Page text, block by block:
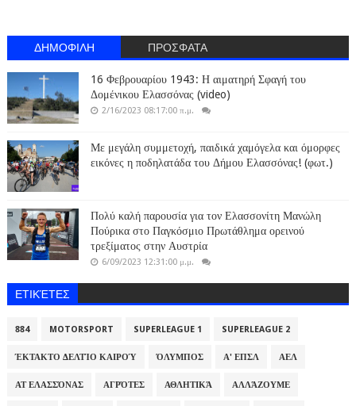
ΔΗΜΟΦΙΛΗ ΠΡΟΣΦΑΤΑ
16 Φεβρουαρίου 1943: Η αιματηρή Σφαγή του
Δομένικου Ελασσόνας (video)
2/16/2023 08:17:00 π.μ.
Με μεγάλη συμμετοχή, παιδικά χαμόγελα και όμορφες
εικόνες η ποδηλατάδα του Δήμου Ελασσόνας! (φωτ.)
Πολύ καλή παρουσία για τον Ελασσονίτη Μανώλη
Πούρικα στο Παγκόσμιο Πρωτάθλημα ορεινού
τρεξίματος στην Αυστρία
6/09/2023 12:31:00 μ.μ.
ΕΤΙΚΈΤΕΣ
884 MOTORSPORT SUPERLEAGUE 1 SUPERLEAGUE 2
ΈΚΤΑΚΤΟ ΔΕΛΤΊΟ ΚΑΙΡΟΎ ΌΛΥΜΠΟΣ Α' ΕΠΣΛ ΑΕΛ
ΑΤ ΕΛΑΣΣΌΝΑΣ ΑΓΡΌΤΕΣ ΑΘΛΗΤΙΚΆ ΑΛΛΆΖΟΥΜΕ